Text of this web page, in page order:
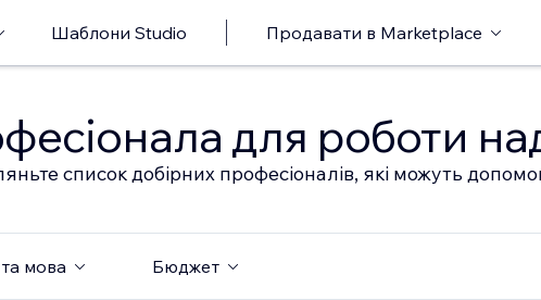
Шаблони Studio Продавати в Marketplace
для роботи
список добірних професіоналів, які можуть
мова Бюджет